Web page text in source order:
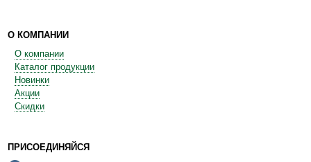
О КОМПАНИИ
О компании
Каталог продукции
Новинки
Акции
Скидки
ПРИСОЕДИНЯЙСЯ